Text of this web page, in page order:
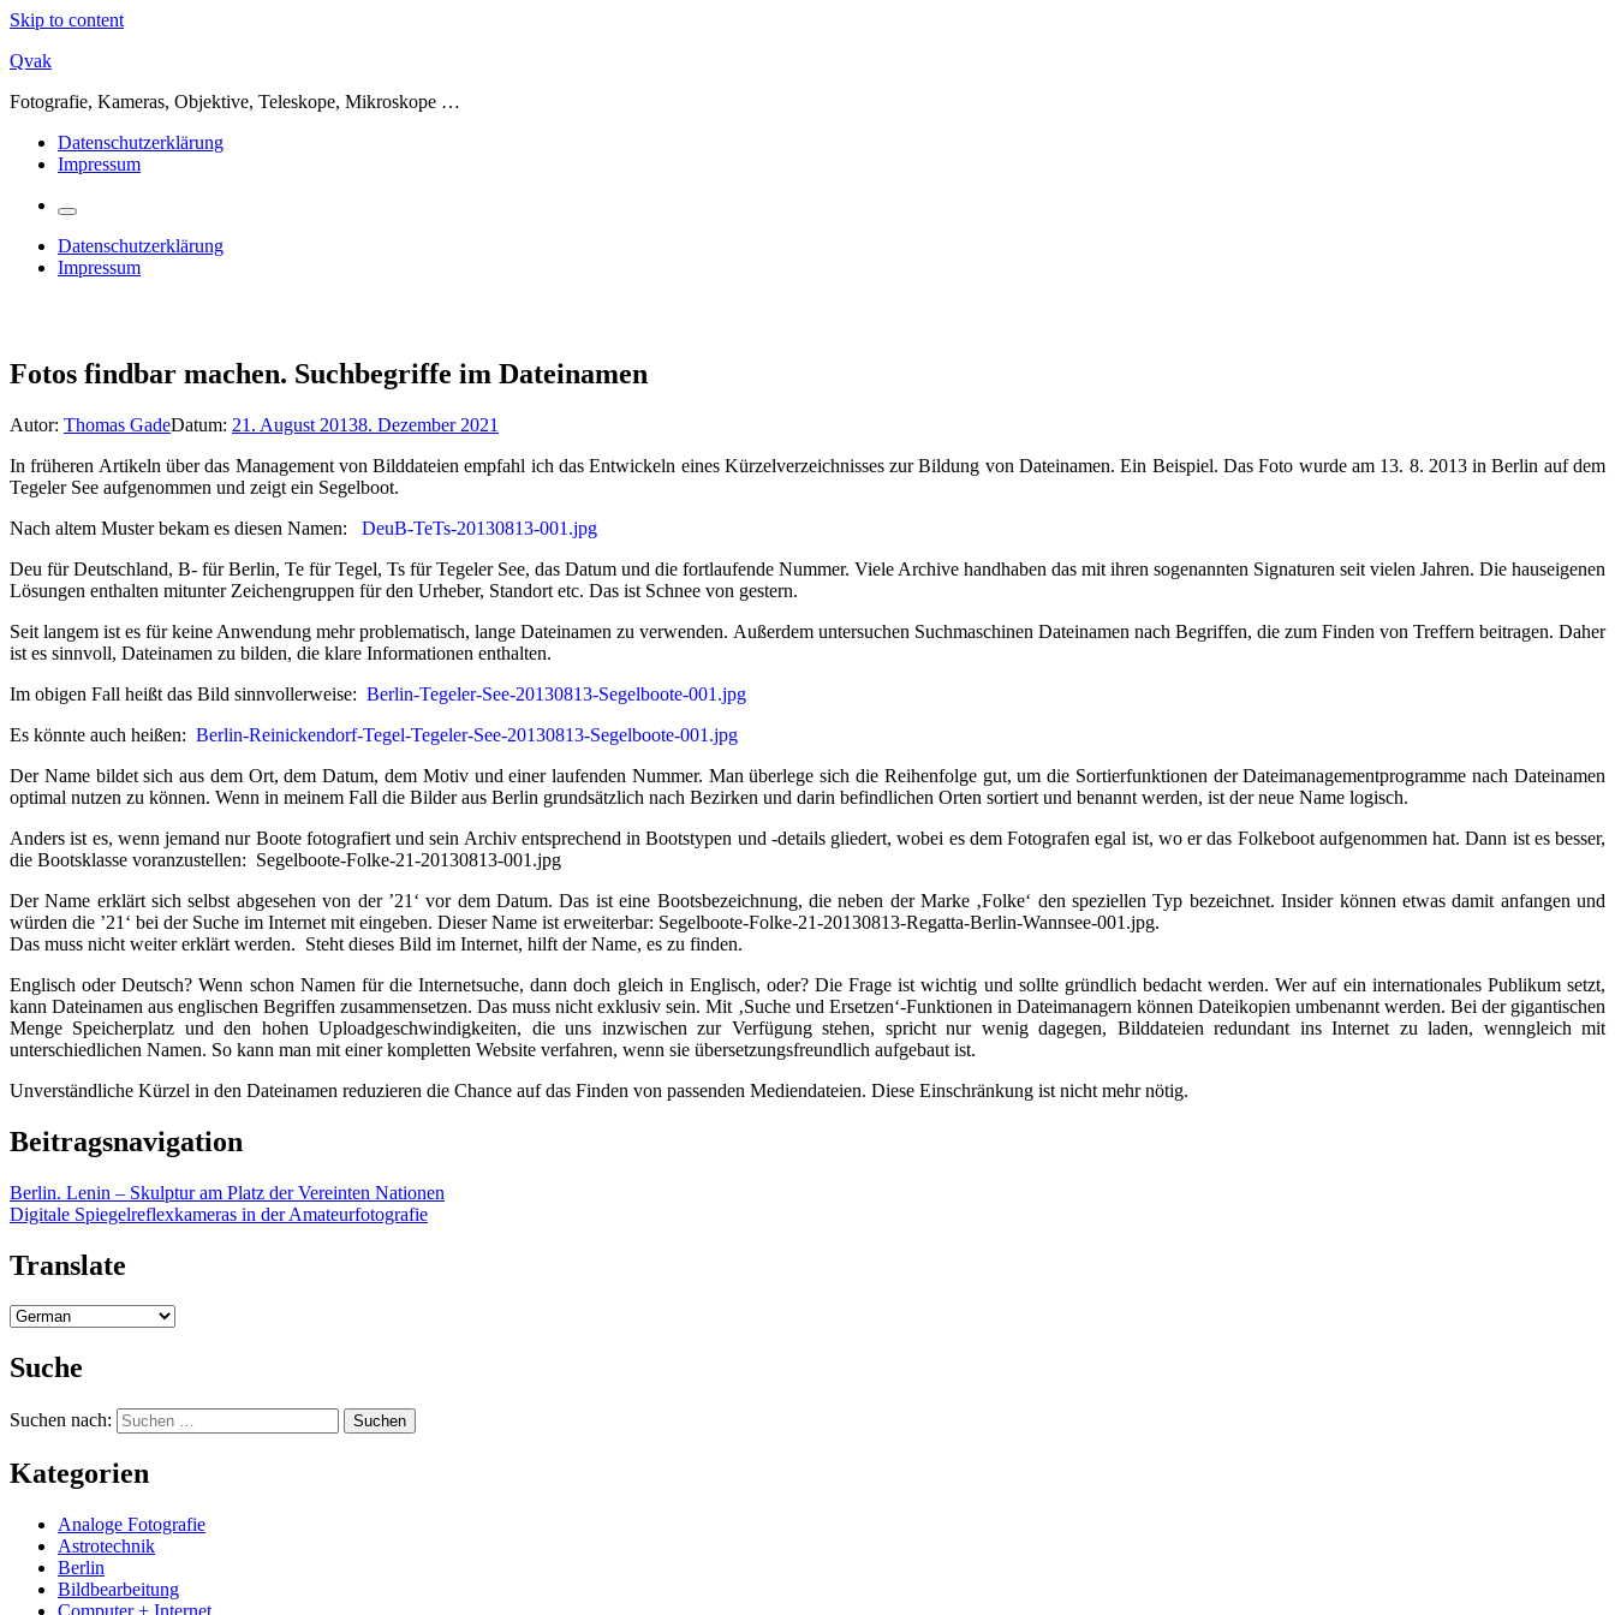
Skip to content
Qvak
Fotografie, Kameras, Objektive, Teleskope, Mikroskope …
Datenschutzerklärung
Impressum
Datenschutzerklärung
Impressum
Fotos findbar machen. Suchbegriffe im Dateinamen
Autor: Thomas GadeDatum: 21. August 20138. Dezember 2021
In früheren Artikeln über das Management von Bilddateien empfahl ich das Entwickeln eines Kürzelverzeichnisses zur Bildung von Dateinamen. Ein Beispiel. Das Foto wurde am 13. 8. 2013 in Berlin auf dem
Tegeler See aufgenommen und zeigt ein Segelboot.
Nach altem Muster bekam es diesen Namen:
DeuB-TeTs-20130813-001.jpg
Deu für Deutschland, B- für Berlin, Te für Tegel, Ts für Tegeler See, das Datum und die fortlaufende Nummer. Viele Archive handhaben das mit ihren sogenannten Signaturen seit vielen Jahren. Die hauseigenen
Lösungen enthalten mitunter Zeichengruppen für den Urheber, Standort etc. Das ist Schnee von gestern.
Seit langem ist es für keine Anwendung mehr problematisch, lange Dateinamen zu verwenden. Außerdem untersuchen Suchmaschinen Dateinamen nach Begriffen, die zum Finden von Treffern beitragen. Daher
ist es sinnvoll, Dateinamen zu bilden, die klare Informationen enthalten.
Im obigen Fall heißt das Bild sinnvollerweise: Berlin-Tegeler-See-20130813-Segelboote-001.jpg
Es könnte auch heißen: Berlin-Reinickendorf-Tegel-Tegeler-See-20130813-Segelboote-001.jpg
Der Name bildet sich aus dem Ort, dem Datum, dem Motiv und einer laufenden Nummer. Man überlege sich die Reihenfolge gut, um die Sortierfunktionen der Dateimanagementprogramme nach Dateinamen
optimal nutzen zu können. Wenn in meinem Fall die Bilder aus Berlin grundsätzlich nach Bezirken und darin befindlichen Orten sortiert und benannt werden, ist der neue Name logisch.
Anders ist es, wenn jemand nur Boote fotografiert und sein Archiv entsprechend in Bootstypen und -details gliedert, wobei es dem Fotografen egal ist, wo er das Folkeboot aufgenommen hat. Dann ist es besser,
die Bootsklasse voranzustellen: Segelboote-Folke-21-20130813-001.jpg
Der Name erklärt sich selbst abgesehen von der ’21‘ vor dem Datum. Das ist eine Bootsbezeichnung, die neben der Marke ‚Folke‘ den speziellen Typ bezeichnet. Insider können etwas damit anfangen und
würden die ’21‘ bei der Suche im Internet mit eingeben. Dieser Name ist erweiterbar: Segelboote-Folke-21-20130813-Regatta-Berlin-Wannsee-001.jpg.
Das muss nicht weiter erklärt werden. Steht dieses Bild im Internet, hilft der Name, es zu finden.
Englisch oder Deutsch? Wenn schon Namen für die Internetsuche, dann doch gleich in Englisch, oder? Die Frage ist wichtig und sollte gründlich bedacht werden. Wer auf ein internationales Publikum setzt,
kann Dateinamen aus englischen Begriffen zusammensetzen. Das muss nicht exklusiv sein. Mit ‚Suche und Ersetzen‘-Funktionen in Dateimanagern können Dateikopien umbenannt werden. Bei der gigantischen
Menge Speicherplatz und den hohen Uploadgeschwindigkeiten, die uns inzwischen zur Verfügung stehen, spricht nur wenig dagegen, Bilddateien redundant ins Internet zu laden, wenngleich mit
unterschiedlichen Namen. So kann man mit einer kompletten Website verfahren, wenn sie übersetzungsfreundlich aufgebaut ist.
Unverständliche Kürzel in den Dateinamen reduzieren die Chance auf das Finden von passenden Mediendateien. Diese Einschränkung ist nicht mehr nötig.
Beitragsnavigation
Berlin. Lenin – Skulptur am Platz der Vereinten Nationen
Digitale Spiegelreflexkameras in der Amateurfotografie
Translate
Suche
Suchen nach:
Kategorien
Analoge Fotografie
Astrotechnik
Berlin
Bildbearbeitung
Computer + Internet